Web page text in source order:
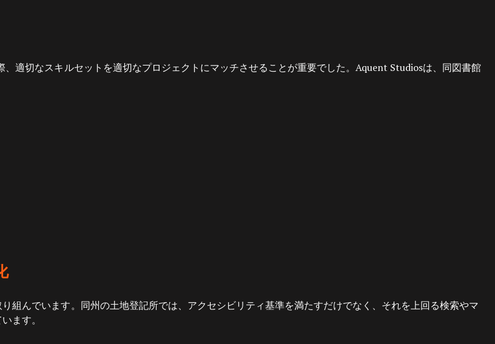
適切なスキルセットを適切なプロジェクトにマッチさせることが重要でした。Aquent Studiosは、同図書館
組んでいます。同州の土地登記所では、アクセシビリティ基準を満たすだけでなく、それを上回る検索やマ
ます。